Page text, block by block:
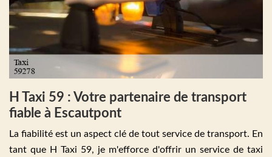
H Taxi 59 : Votre partenaire de transport
fiable à Escautpont
La fiabilité est un aspect clé de tout service de transport. En
tant que H Taxi 59, je m'efforce d'offrir un service de taxi